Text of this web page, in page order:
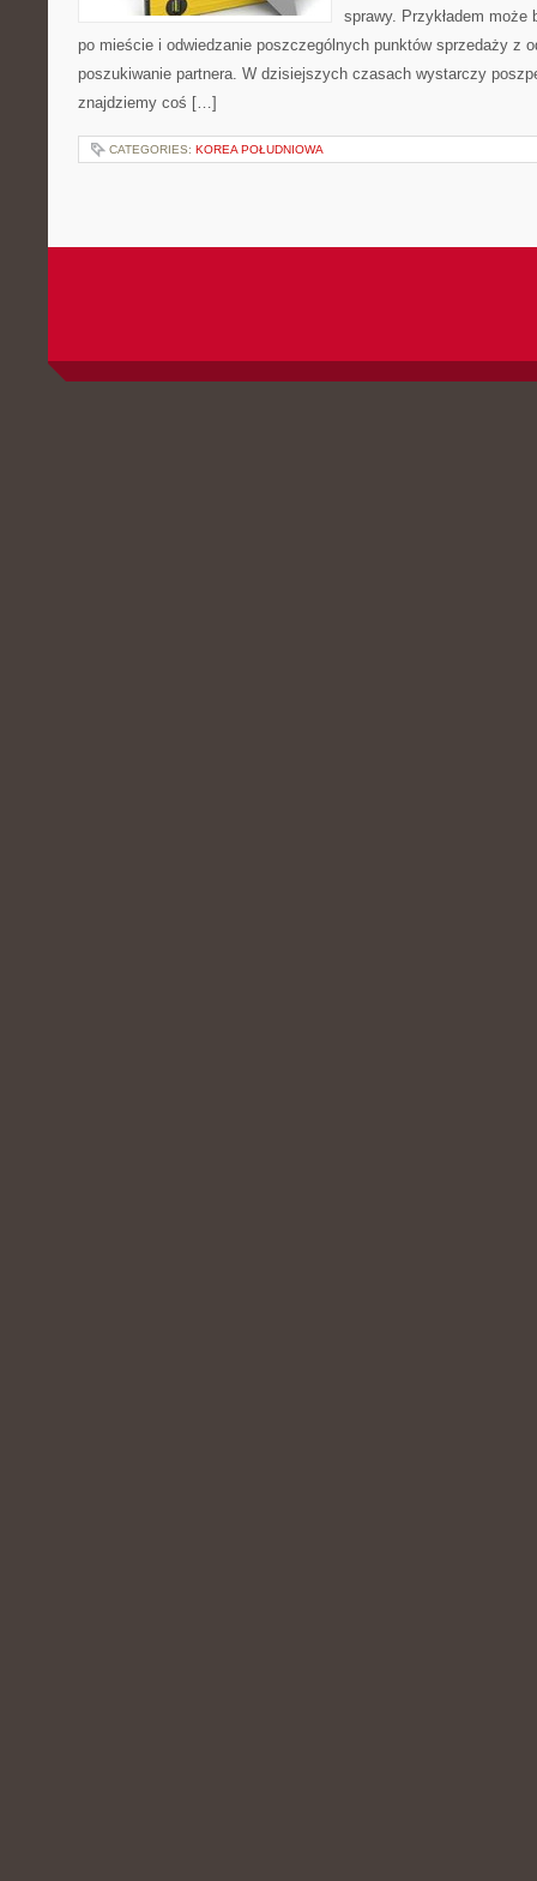
sprawy. Przykładem może
po mieście i odwiedzanie poszczególnych punktów sprzedaży z
poszukiwanie partnera. W dzisiejszych czasach wystarczy
znajdziemy coś […]
CATEGORIES: KOREA POŁUDNIOWA